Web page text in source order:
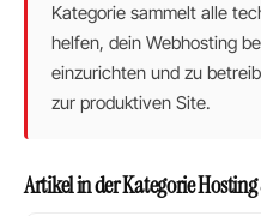
Kategorie sammelt alle
helfen, dein Webhosting
einzurichten und zu
zur produktiven Site.
Artikel in der Kategorie